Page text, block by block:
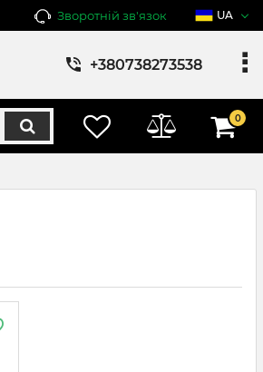
Зворотній зв'язок UA
+380738273538
0